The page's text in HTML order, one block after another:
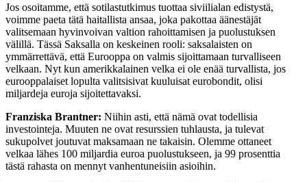
Jos osoitamme, että sotilastutkimus tuottaa siviilialan edistystä,
voimme paeta tätä haitallista ansaa, joka pakottaa äänestäjät
valitsemaan hyvinvoivan valtion rahoittamisen ja puolustuksen
välillä. Tässä Saksalla on keskeinen rooli: saksalaisten on
ymmärrettävä, että Eurooppa on valmis sijoittamaan turvalliseen
velkaan. Nyt kun amerikkalainen velka ei ole enää turvallista, jos
eurooppalaiset lopulta valitsisivat kuuluisat eurobondit, olisi
miljardeja euroja sijoitettavaksi.
Franziska Brantner: Niihin asti, että nämä ovat todellisia
investointeja. Muuten ne ovat resurssien tuhlausta, ja tulevat
sukupolvet joutuvat maksamaan ne takaisin. Olemme ottaneet
velkaa lähes 100 miljardia euroa puolustukseen, ja 99 prosenttia
tästä rahasta on mennyt vanhentuneisiin asioihin.